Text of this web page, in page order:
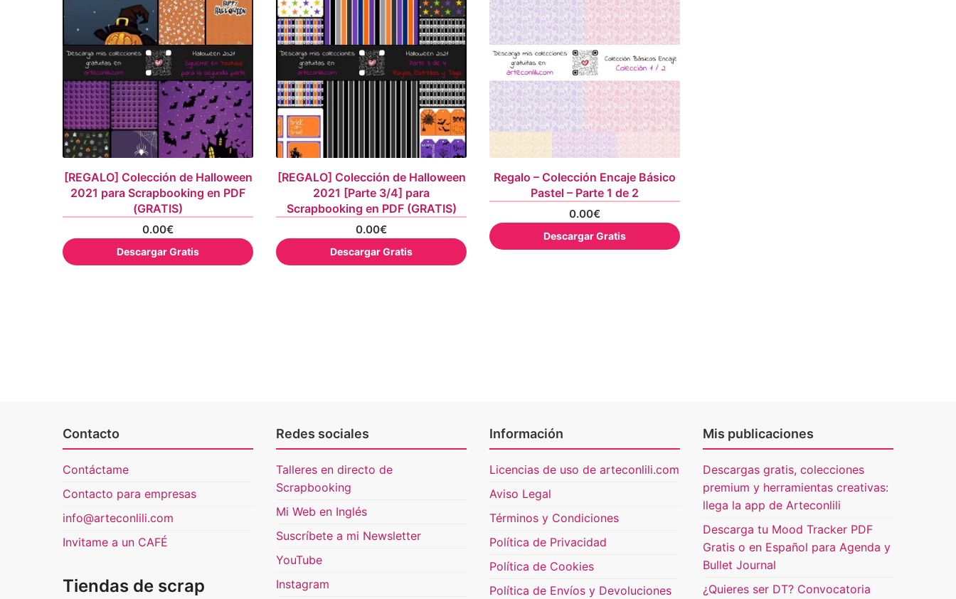
[REGALO] Colección de Halloween
2021 para Scrapbooking en PDF
(GRATIS)
0.00€
Descargar Gratis
[REGALO] Colección de Halloween
2021 [Parte 3/4] para
Scrapbooking en PDF (GRATIS)
0.00€
Descargar Gratis
Regalo – Colección Encaje Básico
Pastel – Parte 1 de 2
0.00€
Descargar Gratis
Contacto
Contáctame
Contacto para empresas
info@arteconlili.com
Invitame a un CAFÉ
Tiendas de scrap
Redes sociales
Talleres en directo de
Scrapbooking
Mi Web en Inglés
Suscríbete a mi Newsletter
YouTube
Instagram
Información
Licencias de uso de arteconlili.com
Aviso Legal
Términos y Condiciones
Política de Privacidad
Política de Cookies
Política de Envíos y Devoluciones
Mis publicaciones
Descargas gratis, colecciones
premium y herramientas creativas:
llega la app de Arteconlili
Descarga tu Mood Tracker PDF
Gratis o en Español para Agenda y
Bullet Journal
¿Quieres ser DT? Convocatoria